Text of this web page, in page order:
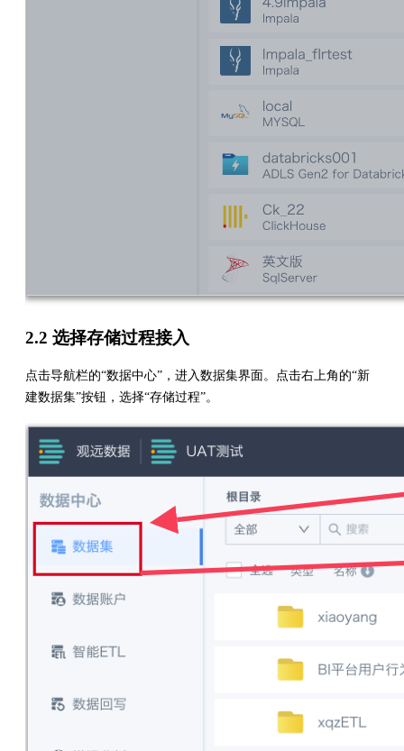
2.2 选择存储过程接入
点击导航栏的“数据中心”，进入数据集界面。点击右上角的“新
建数据集”按钮，选择“存储过程”。